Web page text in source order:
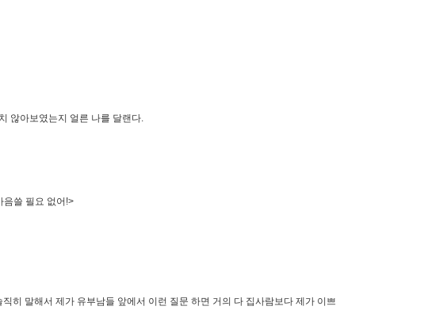
않아보였는지 얼른 나를 달랜다.
음쓸 필요 없어!>
히 말해서 제가 유부남들 앞에서 이런 질문 하면 거의 다 집사람보다 제가 이쁘